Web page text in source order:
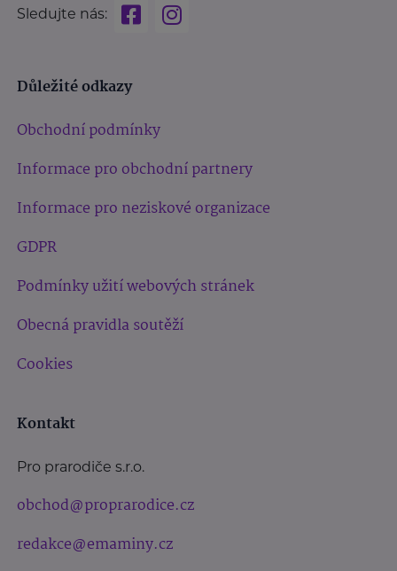
Sledujte nás:
Důležité odkazy
Obchodní podmínky
Informace pro obchodní partnery
Informace pro neziskové organizace
GDPR
Podmínky užití webových stránek
Obecná pravidla soutěží
Cookies
Kontakt
Pro prarodiče s.r.o.
obchod@proprarodice.cz
redakce@emaminy.cz